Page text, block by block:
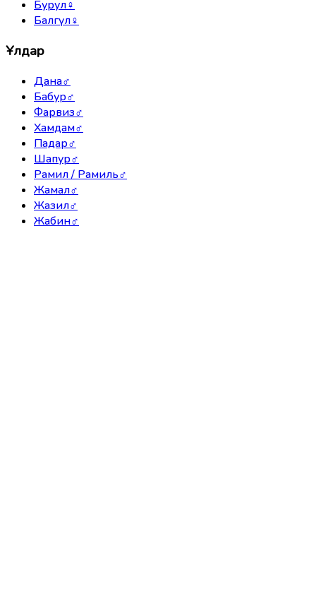
Бурул♀
Балгүл♀
Ұлдар
Дана♂
Бабур♂
Фарвиз♂
Хамдам♂
Падар♂
Шапур♂
Рамил / Рамиль♂
Жамал♂
Жазил♂
Жабин♂